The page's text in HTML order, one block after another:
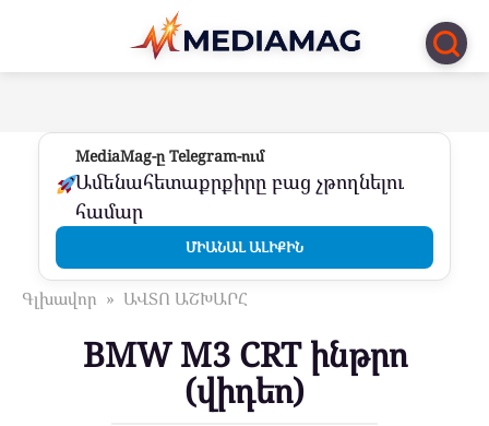
Перейти
контенту
MediaMag-ը Telegram-ում
Ամենահետաքրքիրը բաց չթողնելու
համար
ՄԻԱՆԱԼ ԱԼԻՔԻՆ
Գլխավոր » ԱՎՏՈ ԱՇԽԱՐՀ
BMW M3 CRT ինթրո
(վիդեո)